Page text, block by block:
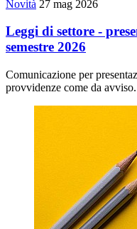
Novità 27 mag 2026
Leggi di settore -
semestre 2026
Comunicazione per
provvidenze come da avviso.